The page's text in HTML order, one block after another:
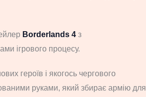
Borderlands 4 з
ігрового процесу.
героїв і якогось чергового
руками, який збирає армію для